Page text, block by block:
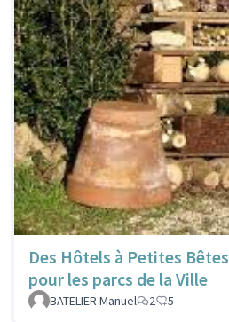
Des Hôtels à Petites Bêtes
pour les parcs de la Ville
BATELIER Manuel
2 5